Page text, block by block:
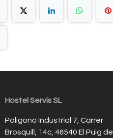
Hostel Servis SL
Polígono Industrial 7, Carrer
Brosquill, 14c, 46540 El Puig de